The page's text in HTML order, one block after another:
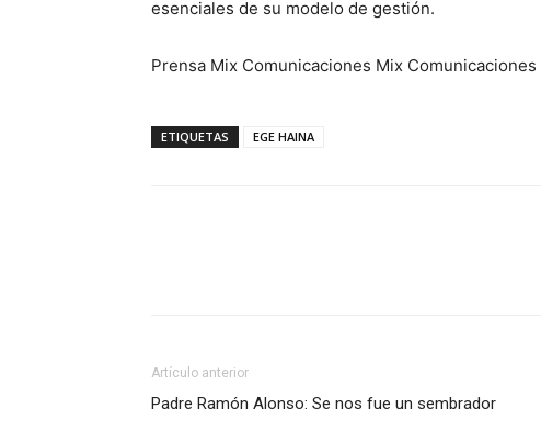
esenciales de su modelo de gestión.
Prensa Mix Comunicaciones Mix Comunicaciones
ETIQUETAS EGE HAINA
Artículo anterior
Padre Ramón Alonso: Se nos fue un sembrador